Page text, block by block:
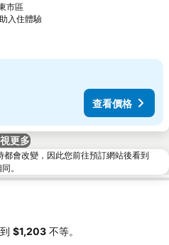
市區
入住體驗查看價格
查看價格
更多
會改變，因此您前往預訂網站後看到
。
到 ‎$1,203 不等。